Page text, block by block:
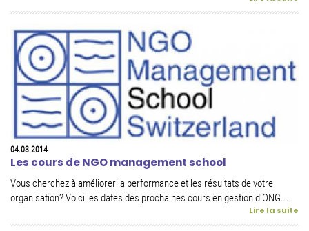
04.03.2014
Les cours de NGO management school
Vous cherchez à améliorer la performance et les résultats de votre
organisation? Voici les dates des prochaines cours en gestion d'ONG...
Lire la suite